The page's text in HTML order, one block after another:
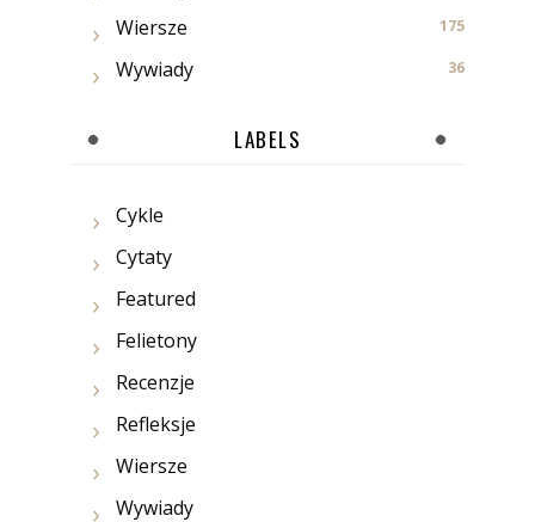
Wiersze 175
Wywiady 36
LABELS
Cykle
Cytaty
Featured
Felietony
Recenzje
Refleksje
Wiersze
Wywiady